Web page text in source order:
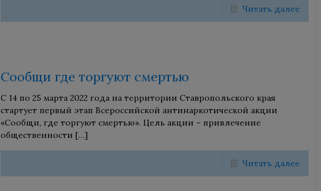
Читать далее
Сообщи где торгуют смертью
С 14 по 25 марта 2022 года на территории Ставропольского края
стартует первый этап Всероссийской антинаркотической акции
«Сообщи, где торгуют смертью». Цель акции – привлечение
общественности […]
Читать далее